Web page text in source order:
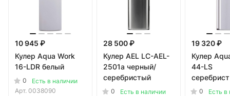
10 945 ₽
Кулер Aqua Work
16-LDR белый
0
Есть в наличии
Арт. 0038090
28 500 ₽
Кулер AEL LC-AEL-
2501a черный/
серебристый
0
Есть в наличии
19 320 ₽
Кулер
44-LS
черный
0
Есть в